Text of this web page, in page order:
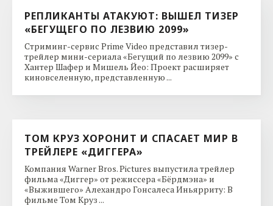
РЕПЛИКАНТЫ АТАКУЮТ: ВЫШЕЛ ТИЗЕР
«БЕГУЩЕГО ПО ЛЕЗВИЮ 2099»
Стриминг-сервис Prime Video представил тизер-
трейлер мини-сериала «Бегущий по лезвию 2099» с
Хантер Шафер и Мишель Йео: Проект расширяет
киновселенную, представленную ...
ТОМ КРУЗ ХОРОНИТ И СПАСАЕТ МИР В
ТРЕЙЛЕРЕ «ДИГГЕРА»
Компания Warner Bros. Pictures выпустила трейлер
фильма «Диггер» от режиссера «Бёрдмэна» и
«Выжившего» Алехандро Гонсалеса Иньярриту: В
фильме Том Круз ...